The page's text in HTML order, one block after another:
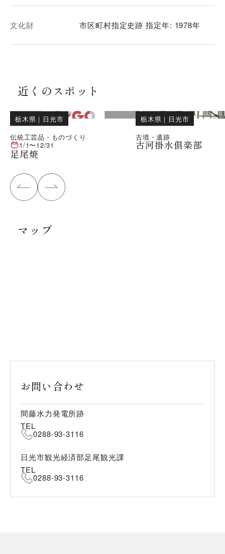
文化財 市区町村指定史跡 指定年: 1978年
近くのスポット
栃木県 ｜ 日光市
伝統工芸品・ものづくり
1/1〜12/31
足尾焼
栃木県 ｜ 日光市
古墳・遺跡
古河掛水倶楽部
マップ
お問い合わせ
間藤水力発電所跡
TEL
0288-93-3116
日光市観光経済部足尾観光課
TEL
0288-93-3116